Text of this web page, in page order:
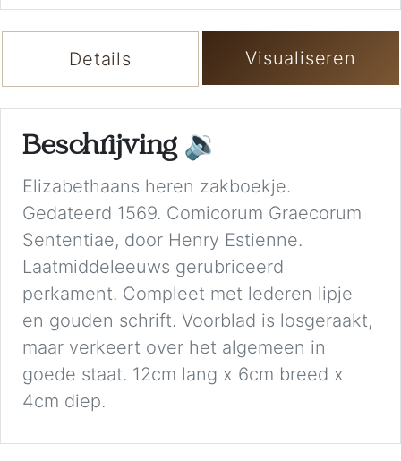
Details Visualiseren
Beschrijving 🔉
Elizabethaans heren zakboekje.
Gedateerd 1569. Comicorum Graecorum
Sententiae, door Henry Estienne.
Laatmiddeleeuws gerubriceerd
perkament. Compleet met lederen lipje
en gouden schrift. Voorblad is losgeraakt,
maar verkeert over het algemeen in
goede staat. 12cm lang x 6cm breed x
4cm diep.